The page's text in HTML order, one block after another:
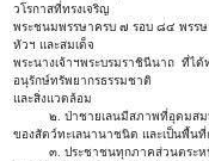
วโรกาสที่ทรงเจริญ
พระชนมพรรษาครบ ๗ รอบ ๘๔ พรรษ
หัวฯ และสมเด็จ
พระนางเจ้าฯพระบรมราชินีนาถ ที่ไ
อนุรักษ์ทรัพยากรธรรมชาติ
และสิ่งแวดล้อม
๒. ป่าชายเลนมีสภาพที่อุดมสมบูร
ของสัตว์ทะเลนานาชนิด และเป็นพื้น
๓. ประชาชนทุกภาคส่วนตระหนัก